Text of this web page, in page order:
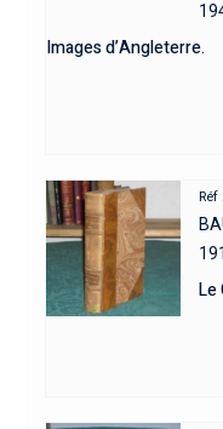
Images d’Angleterre.
Réf
Le